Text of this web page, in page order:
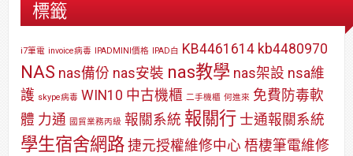
標籤
i7筆電 invoice病毒 IPADMINI價格 IPAD白 KB4461614 kb4480970
NAS nas備份 nas安裝 nas教學 nas架設 nsa維
護 skype病毒 WIN10 中古機櫃 二手機櫃 何進來 免費防毒軟
體 力通 國貿業務丙級 報關系統 報關行 士通報關系統
學生宿舍網路 捷元授權維修中心 梧棲筆電維修